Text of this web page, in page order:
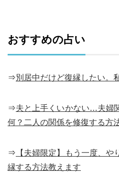
おすすめの占い
⇒別居中だけど復縁したい。
⇒夫と上手くいかない…夫婦
何？二人の関係を修復する方
⇒ 【夫婦限定】もう一度、
縁する方法教えます